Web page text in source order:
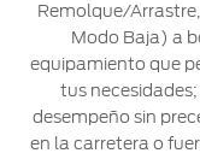
Remolque/
Modo Baja) a
equipamiento que
tus
desempeño sin
en la carretera o